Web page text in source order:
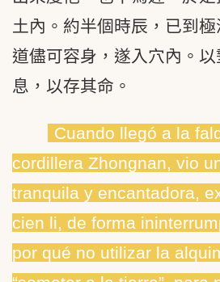
土內。約半個時辰，已到
道儘可容身，遂入穴內。
息，以存其命。
Cuando llegó a la
cordillera Zhongnan, vio
tranquila y encantadora,
cien li, de forma
por qué no utilizar la